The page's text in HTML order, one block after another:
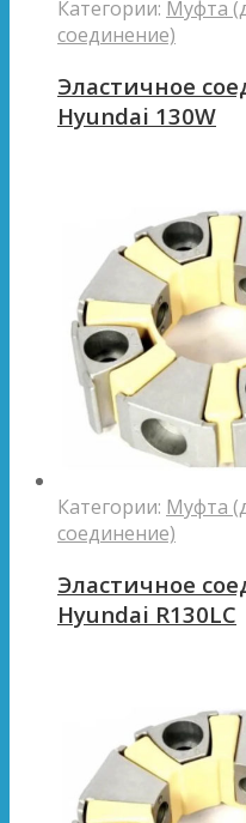
Категории: Муфта
соединение)
Эластичное
Hyundai 130W
Категории: Муфта
соединение)
Эластичное
Hyundai R130LC